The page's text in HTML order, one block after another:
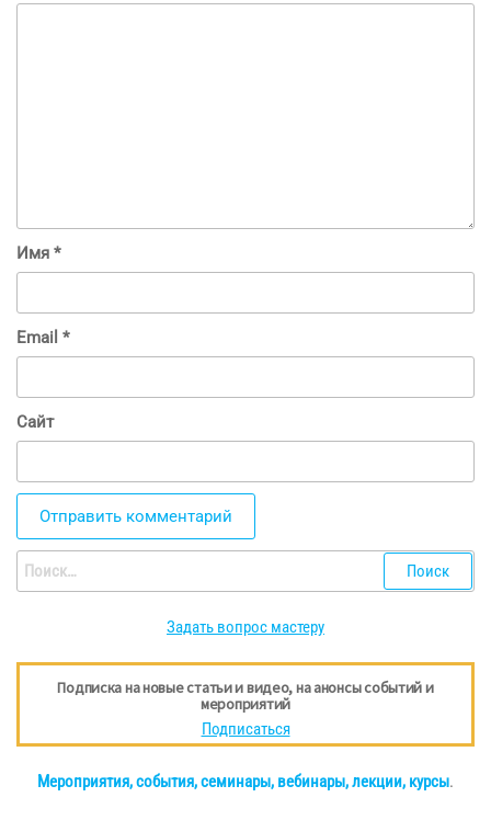
Имя *
Email *
Сайт
Найти:
Задать вопрос мастеру
Подписка на новые статьи и видео, на анонсы событий и
мероприятий
Подписаться
Мероприятия, события, семинары, вебинары, лекции, курсы.